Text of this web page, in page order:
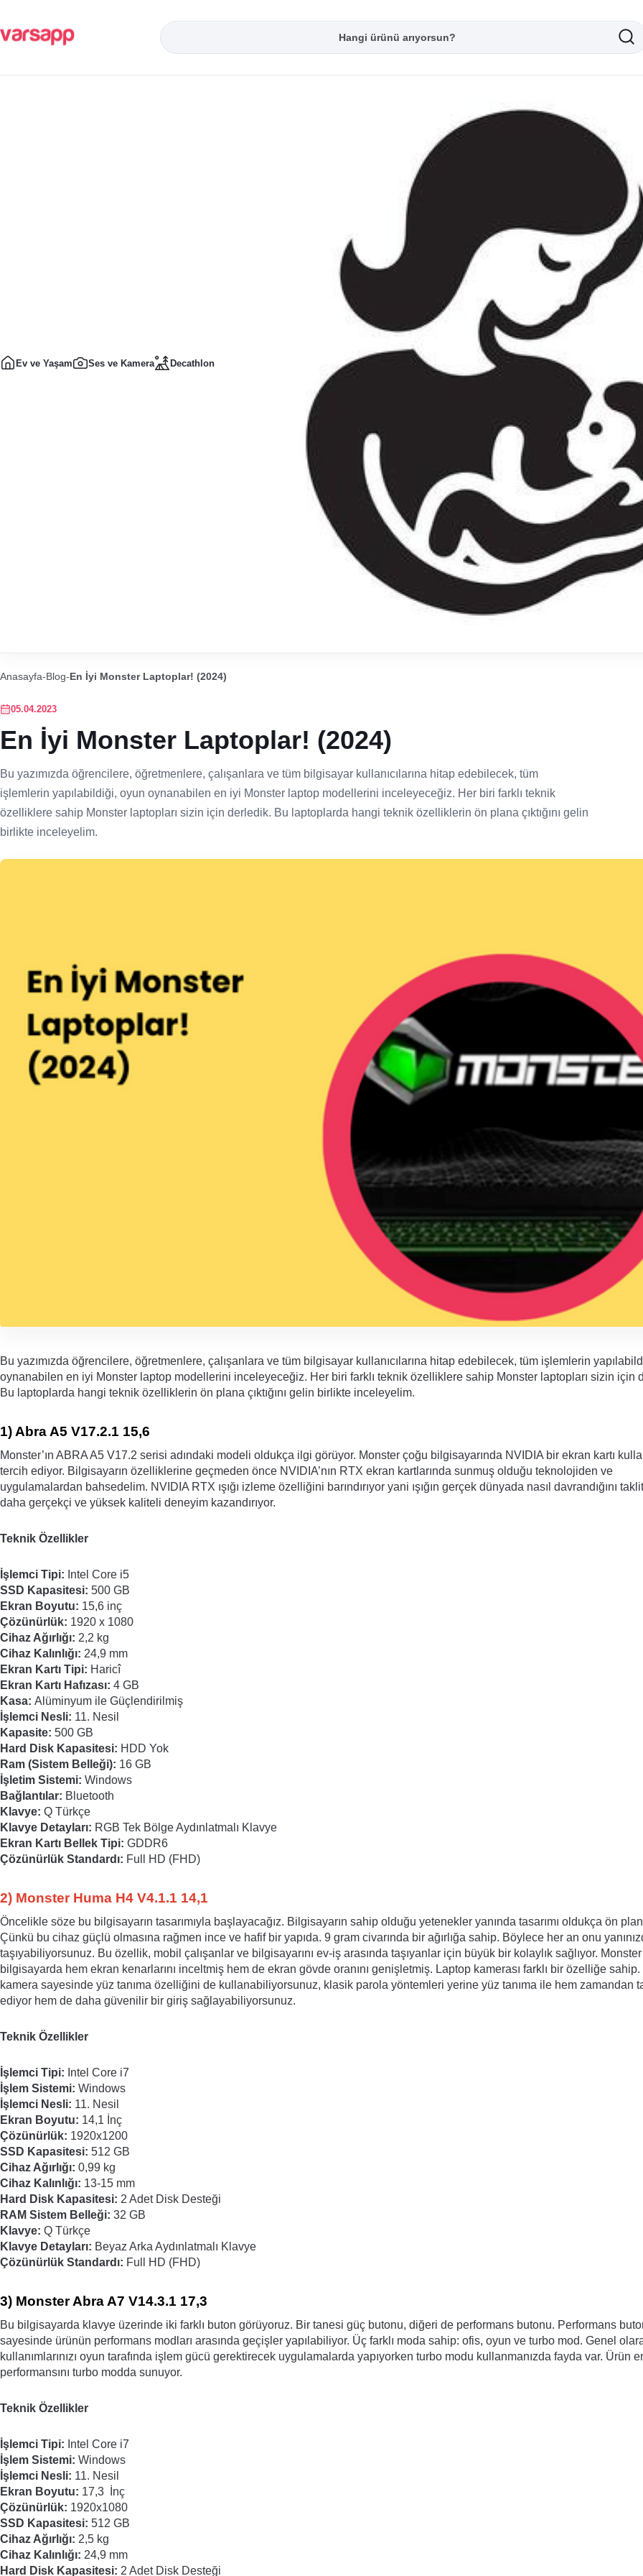
Ev ve Yaşam Ses ve Kamera Decathlon
Anasayfa-Blog-En İyi Monster Laptoplar! (2024)
05.04.2023
En İyi Monster Laptoplar! (2024)
Bu yazımızda öğrencilere, öğretmenlere, çalışanlara ve tüm bilgisayar kullanıcılarına hitap edebilecek, tüm
işlemlerin yapılabildiği, oyun oynanabilen en iyi Monster laptop modellerini inceleyeceğiz. Her biri farklı teknik
özelliklere sahip Monster laptopları sizin için derledik. Bu laptoplarda hangi teknik özelliklerin ön plana çıktığını gelin
birlikte inceleyelim.
Bu yazımızda öğrencilere, öğretmenlere, çalışanlara ve tüm bilgisayar kullanıcılarına hitap edebilecek, tüm işlemlerin
oynanabilen en iyi Monster laptop modellerini inceleyeceğiz. Her biri farklı teknik özelliklere sahip Monster laptopları sizin için
Bu laptoplarda hangi teknik özelliklerin ön plana çıktığını gelin birlikte inceleyelim.
1) Abra A5 V17.2.1 15,6
Monster’ın ABRA A5 V17.2 serisi adındaki modeli oldukça ilgi görüyor. Monster çoğu bilgisayarında NVIDIA bir ekran kartı
tercih ediyor. Bilgisayarın özelliklerine geçmeden önce NVIDIA’nın RTX ekran kartlarında sunmuş olduğu teknolojiden ve
uygulamalardan bahsedelim. NVIDIA RTX ışığı izleme özelliğini barındırıyor yani ışığın gerçek dünyada nasıl davrandığını
daha gerçekçi ve yüksek kaliteli deneyim kazandırıyor.
Teknik Özellikler
İşlemci Tipi: Intel Core i5
SSD Kapasitesi: 500 GB
Ekran Boyutu: 15,6 inç
Çözünürlük: 1920 x 1080
Cihaz Ağırlığı: 2,2 kg
Cihaz Kalınlığı: 24,9 mm
Ekran Kartı Tipi: Haricî
Ekran Kartı Hafızası: 4 GB
Kasa: Alüminyum ile Güçlendirilmiş
İşlemci Nesli: 11. Nesil
Kapasite: 500 GB
Hard Disk Kapasitesi: HDD Yok
Ram (Sistem Belleği): 16 GB
İşletim Sistemi: Windows
Bağlantılar: Bluetooth
Klavye: Q Türkçe
Klavye Detayları: RGB Tek Bölge Aydınlatmalı Klavye
Ekran Kartı Bellek Tipi: GDDR6
Çözünürlük Standardı: Full HD (FHD)
2) Monster Huma H4 V4.1.1 14,1
Öncelikle söze bu bilgisayarın tasarımıyla başlayacağız. Bilgisayarın sahip olduğu yetenekler yanında tasarımı oldukça ön
Çünkü bu cihaz güçlü olmasına rağmen ince ve hafif bir yapıda. 9 gram civarında bir ağırlığa sahip. Böylece her an onu
taşıyabiliyorsunuz. Bu özellik, mobil çalışanlar ve bilgisayarını ev-iş arasında taşıyanlar için büyük bir kolaylık sağlıyor.
bilgisayarda hem ekran kenarlarını inceltmiş hem de ekran gövde oranını genişletmiş. Laptop kamerası farklı bir özelliğe sahip.
kamera sayesinde yüz tanıma özelliğini de kullanabiliyorsunuz, klasik parola yöntemleri yerine yüz tanıma ile hem zamandan
ediyor hem de daha güvenilir bir giriş sağlayabiliyorsunuz.
Teknik Özellikler
İşlemci Tipi: Intel Core i7
İşlem Sistemi: Windows
İşlemci Nesli: 11. Nesil
Ekran Boyutu: 14,1 İnç
Çözünürlük: 1920x1200
SSD Kapasitesi: 512 GB
Cihaz Ağırlığı: 0,99 kg
Cihaz Kalınlığı: 13-15 mm
Hard Disk Kapasitesi: 2 Adet Disk Desteği
RAM Sistem Belleği: 32 GB
Klavye: Q Türkçe
Klavye Detayları: Beyaz Arka Aydınlatmalı Klavye
Çözünürlük Standardı: Full HD (FHD)
3) Monster Abra A7 V14.3.1 17,3
Bu bilgisayarda klavye üzerinde iki farklı buton görüyoruz. Bir tanesi güç butonu, diğeri de performans butonu. Performans
sayesinde ürünün performans modları arasında geçişler yapılabiliyor. Üç farklı moda sahip: ofis, oyun ve turbo mod. Genel
kullanımlarınızı oyun tarafında işlem gücü gerektirecek uygulamalarda yapıyorken turbo modu kullanmanızda fayda var. Ürün
performansını turbo modda sunuyor.
Teknik Özellikler
İşlemci Tipi: Intel Core i7
İşlem Sistemi: Windows
İşlemci Nesli: 11. Nesil
Ekran Boyutu: 17,3  İnç
Çözünürlük: 1920x1080
SSD Kapasitesi: 512 GB
Cihaz Ağırlığı: 2,5 kg
Cihaz Kalınlığı: 24,9 mm
Hard Disk Kapasitesi: 2 Adet Disk Desteği